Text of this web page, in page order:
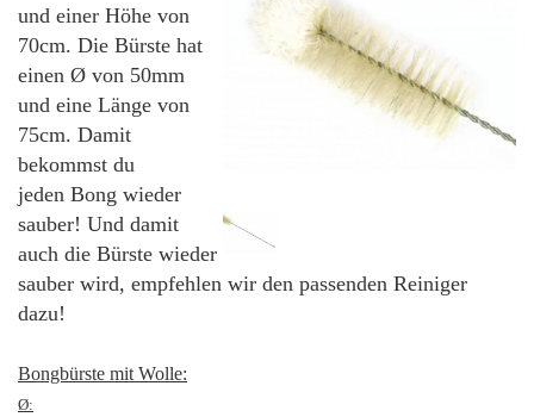
und einer Höhe von
70cm. Die Bürste hat
einen Ø von 50mm
und eine Länge von
75cm. Damit
bekommst du
jeden Bong wieder
sauber! Und damit
auch die Bürste wieder
sauber wird, empfehlen wir den passenden Reiniger
dazu!
Bongbürste mit Wolle:
Ø: